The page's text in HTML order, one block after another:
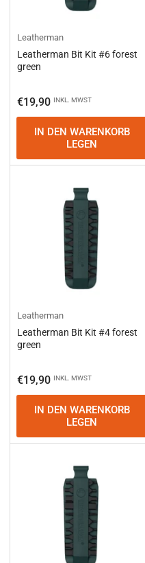
Leatherman
Leatherman Bit Kit #6 forest
green
Normaler
Preis
€19,90 INKL. MWST
IN DEN WARENKORB
LEGEN
Leatherman
Leatherman Bit Kit #4 forest
green
Normaler
Preis
€19,90 INKL. MWST
IN DEN WARENKORB
LEGEN